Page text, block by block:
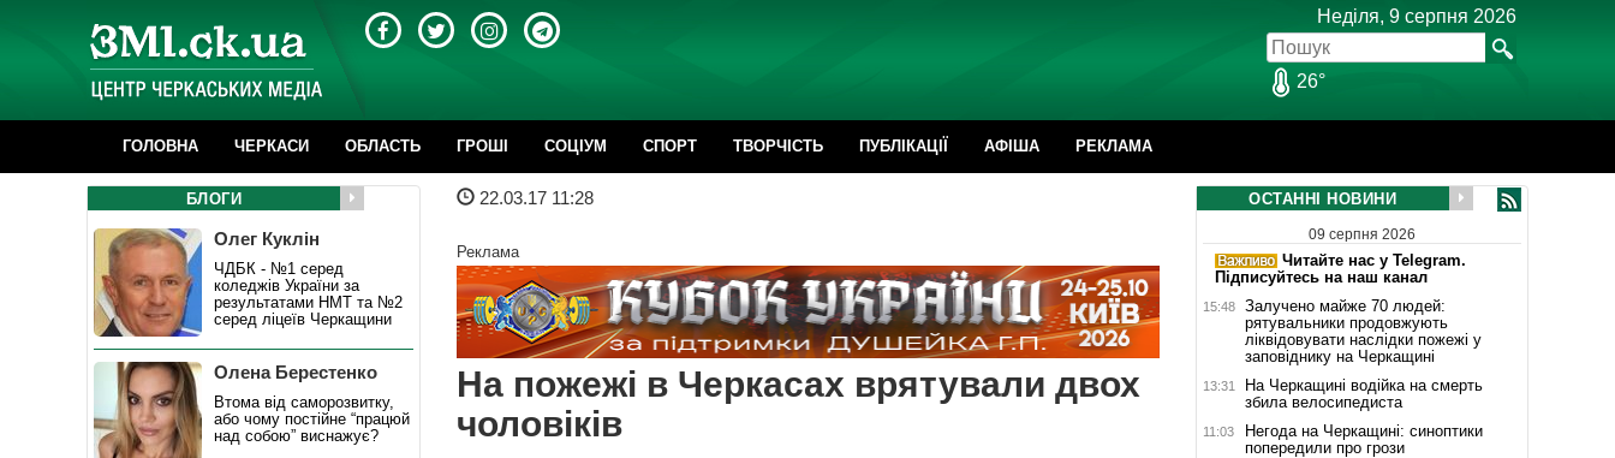
Неділя, 9 серпня 2026
26°
ГОЛОВНА ЧЕРКАСИ ОБЛАСТЬ ГРОШІ CОЦІУМ СПОРТ ТВОРЧІСТЬ ПУБЛІКАЦІЇ АФІША РЕКЛАМА
22.03.17 11:28
Реклама
На пожежі в Черкасах врятували двох
чоловіків
БЛОГИ
Олег Куклін
ЧДБК - №1 серед
коледжів України за
результатами НМТ та №2
серед ліцеїв Черкащини
Олена Берестенко
Втома від саморозвитку,
або чому постійне “працюй
над собою” виснажує?
ОСТАННІ НОВИНИ
09 серпня 2026
Читайте нас у Telegram.
Підписуйтесь на наш канал
15:48
Залучено майже 70 людей:
рятувальники продовжують
ліквідовувати наслідки пожежі у
заповіднику на Черкащині
13:31
На Черкащині водійка на смерть
збила велосипедиста
11:03
Негода на Черкащині: синоптики
попередили про грози